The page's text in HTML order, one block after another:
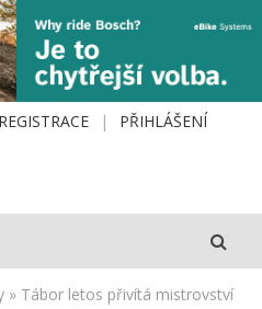
REGISTRACE PŘIHLÁŠENÍ
» Tábor letos přivítá mistrovství